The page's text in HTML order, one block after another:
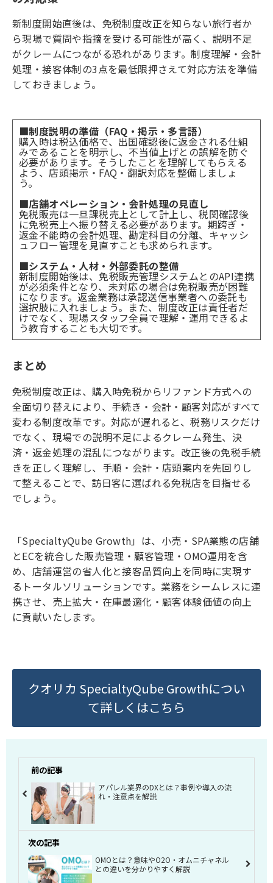
新制度開始直後は、免税制度改正を知らない旅行者か
ら現場で質問や指摘を受ける可能性が高く、説明不足
がクレームにつながる恐れがあります。制度理解・会計
処理・接客体制の3点を最低限押さえて対応方法を準備
しておきましょう。
■制度説明の準備（FAQ・掲示・多言語）
購入時は税込価格で、出国確認後に返金される仕組
みであることを明示し、不当値上げとの誤解を防ぐ
必要があります。そうしたことを理解してもらえる
よう、店頭掲示・FAQ・翻訳対応を整備しましょ
う。
■店舗オペレーション・会計処理の見直し
免税販売は一旦課税売上として計上し、税関確認後
に免税売上へ振り替える必要があります。期跨ぎ・
返金不能時の会計処理、勘定科目の分離、キャッシ
ュフロー管理を見直すことも求められます。
■システム・人材・外部委託の整備
新制度開始後は、免税販売管理システムとのAPI連携
が必須条件となり、未対応の場合は免税販売が困難
になります。返金業務は承認送信事業者への委託も
選択肢に入れましょう。また、制度改正は責任者だ
けでなく、現場スタッフ全員で理解・運用できるよ
う教育することも大切です。
まとめ
免税制度改正は、購入時免税からリファンド方式への
全面切り替えにより、手続き・会計・顧客対応がすべて
変わる制度改革です。対応が遅れると、税務リスクだけ
でなく、現場での説明不足によるクレーム発生、決
済・返金処理の混乱につながります。改正後の免税手続
きを正しく理解し、手順・会計・店頭案内を先回りし
て整えることで、訪日客に選ばれる免税店を目指せる
でしょう。
「SpecialtyQube Growth」は、小売・SPA業態の店舗
とECを統合した販売管理・顧客管理・OMO運用を含
め、店舗運営の省人化と接客品質向上を同時に実現す
るトータルソリューションです。業務をシームレスに連
携させ、売上拡大・在庫最適化・顧客体験価値の向上
に貢献いたします。
クオリカ SpecialtyQube Growthについ
て詳しくはこちら
前の記事
アパレル業界のDXとは？事例や導入の流
れ・注意点を解説
次の記事
OMOとは？意味やO2O・オムニチャネル
との違いを分かりやすく解説